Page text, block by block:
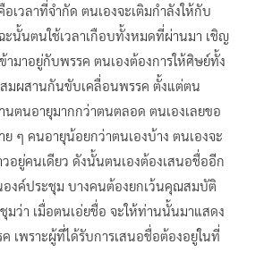
เวลาที่จำกัด ตนเองจะเติมกำลังให้กับ
ฉะนั้นตนใช้เวลาเกือบทั้งหมดที่ผ่านมา เชิญ
ามาอยู่กับพรรค ตนเองต้องการให้ศิษย์ทั้ง
มผสานกันขับเคลื่อนพรรค ตั้งแต่ตน
นตนอายุมากกว่าตนตลอด ตนเองเลยขอ
ๆ คนอายุน้อยกว่าตนเองบ้าง ตนเองจะ
อยู่คนเดียว ดังนั้นตนเองต้องเสนอชื่ออีก
องค์ประชุม บางคนต้องยกเว้นคุณสมบัติ
มว่า เมื่อตนเอ่ยชื่อ จะให้ท่านนั้นมาแสดง
เพราะผู้ที่ได้รับการเสนอชื่อต้องอยู่ในที่